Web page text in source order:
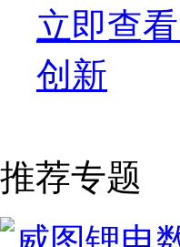
立即查
创新
推荐专题